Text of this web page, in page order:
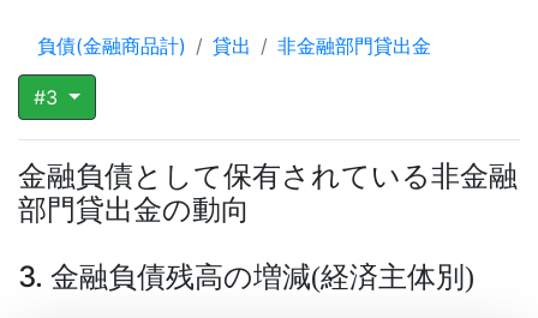
負債(金融商品計) 貸出 非金融部門貸出金
#3
金融負債として保有されている非金融
部門貸出金の動向
3. 金融負債残高の増減(経済主体別 )